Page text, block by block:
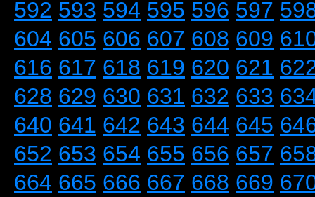
592 593 594 595 596 597
604 605 606 607 608 609
616 617 618 619 620 621
628 629 630 631 632 633
640 641 642 643 644 645
652 653 654 655 656 657
664 665 666 667 668 669